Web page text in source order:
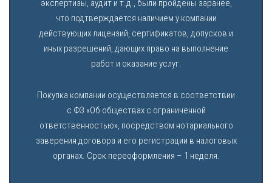
экспертизы, аудит и т.д., были пройдены заранее,
что подтверждается наличием у компании
действующих лицензий, сертификатов, допусков и
иных разрешений, дающих право на выполнение
работ и оказание услуг.
Покупка компании осуществляется в соответствии
с ФЗ «Об обществах с ограниченной
ответственностью», посредством нотариального
заверения договора и его регистрации в налоговых
органах. Срок переоформления – 1 неделя.